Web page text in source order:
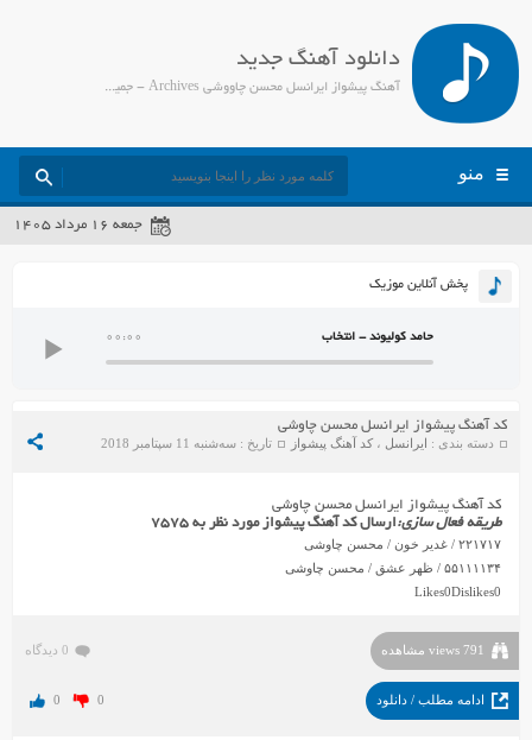
دانلود آهنگ جدید
آهنگ پیشواز ایرانسل محسن چاووشی Archives - جمیل مدیا
منو
جمعه ۱۶ مرداد ۱۴۰۵
پخش آنلاین موزیک
00:00 حامد کولیوند - انتخاب
کد آهنگ پیشواز ایرانسل محسن چاوشی
دسته بندی : ایرانسل ،کد آهنگ پیشواز تاریخ : سه‌شنبه 11 سپتامبر 2018
کد آهنگ پیشواز ایرانسل محسن چاوشی
طریقه فعال سازی:ارسال کد آهنگ پیشواز مورد نظر به ۷۵۷۵
۲۲۱۷۱۷ / غدیر خون / محسن چاوشی
۵۵۱۱۱۱۳۴ / ظهر عشق / محسن چاوشی
Likes0Dislikes0
791 views مشاهده 0 دیدگاه
ادامه مطلب / دانلود 0 0